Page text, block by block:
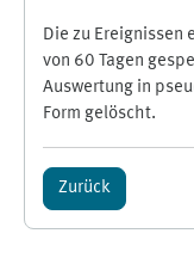
Die zu Ereignissen
von 60 Tagen
Auswertung in
Form gelöscht.
Zurück